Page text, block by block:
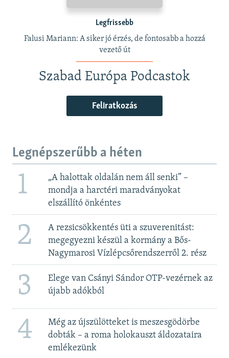
Legfrissebb
Falusi Mariann: A siker jó érzés, de fontosabb a hozzá
vezető út
Szabad Európa Podcastok
Feliratkozás
Legnépszerűbb a héten
1
„A halottak oldalán nem áll senki” –
mondja a harctéri maradványokat
elszállító önkéntes
2
A rezsicsökkentés üti a szuverenitást:
megegyezni készül a kormány a Bős-
Nagymarosi Vízlépcsőrendszerről 2. rész
3
Elege van Csányi Sándor OTP-vezérnek az
újabb adókból
4
Még az újszülötteket is meszesgödörbe
dobták – a roma holokauszt áldozataira
emlékezünk